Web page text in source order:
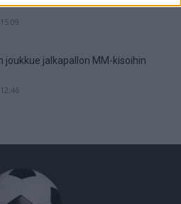
joukkue jalkapallon MM-kisoihin